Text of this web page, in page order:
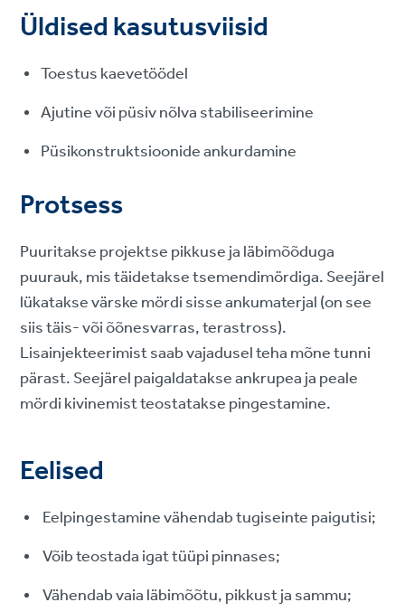
Üldised kasutusviisid
Toestus kaevetöödel
Ajutine või püsiv nõlva stabiliseerimine
Püsikonstruktsioonide ankurdamine
Protsess
Puuritakse projektse pikkuse ja läbimõõduga
puurauk, mis täidetakse tsemendimördiga. Seejärel
lükatakse värske mördi sisse ankumaterjal (on see
siis täis- või õõnesvarras, terastross).
Lisainjekteerimist saab vajadusel teha mõne tunni
pärast. Seejärel paigaldatakse ankrupea ja peale
mördi kivinemist teostatakse pingestamine.
Eelised
Eelpingestamine vähendab tugiseinte paigutisi;
Võib teostada igat tüüpi pinnases;
Vähendab vaia läbimõõtu, pikkust ja sammu;